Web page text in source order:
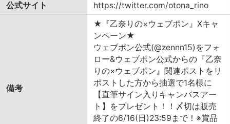
公式サイト
https://twitter.com/otona_rino
備考
★『乙奈りの×ウェブポン』Xキャ
ンペーン★
ウェブポン公式(@zennn15)をフォ
ロー&ウェブポン公式からの『乙奈
りの×ウェブポン』関連ポストをリ
ポストした方から抽選で1名様に
【直筆サイン入りキャンバスアー
ト】をプレゼント！！〆切は販売
終了の6/16(日)23:59まで！※賞品